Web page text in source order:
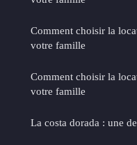
Comment choisir la
votre famille
Comment choisir la
votre famille
La costa dorada : une